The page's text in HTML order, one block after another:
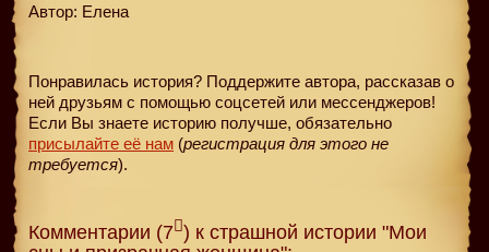
Автор: Елена
Понравилась история? Поддержите автора, рассказав о
ней друзьям с помощью соцсетей или мессенджеров!
Если Вы знаете историю получше, обязательно
присылайте её нам (регистрация для этого не
требуется).
Комментарии (7 ) к страшной истории "Мои